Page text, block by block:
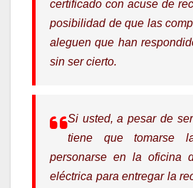
certificado con acuse de
posibilidad de que las
aleguen que han
sin ser cierto.
Si usted, a pesar de
tiene que tomarse
personarse en la oficina
eléctrica para entregar la